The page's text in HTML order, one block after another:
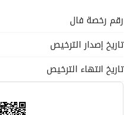
رقم رخصة فال
تاريخ إصدار الترخيص
تاريخ انتهاء الترخيص